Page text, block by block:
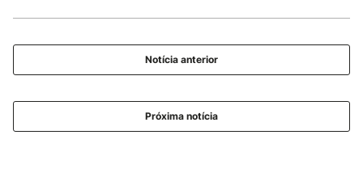
Notícia anterior
Próxima notícia